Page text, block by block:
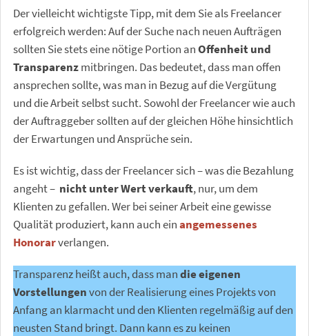
Der vielleicht wichtigste Tipp, mit dem Sie als Freelancer
erfolgreich werden: Auf der Suche nach neuen Aufträgen
sollten Sie stets eine nötige Portion anOffenheit und
Transparenzmitbringen. Das bedeutet, dass man offen
ansprechen sollte, was man in Bezug auf die Vergütung
und die Arbeit selbst sucht. Sowohl der Freelancer wie auch
der Auftraggeber sollten auf der gleichen Höhe hinsichtlich
der Erwartungen und Ansprüche sein.
Es ist wichtig, dass der Freelancer sich – was die Bezahlung
angeht – nicht unter Wert verkauft, nur, um dem
Klienten zu gefallen. Wer bei seiner Arbeit eine gewisse
Qualität produziert, kann auch einangemessenes
Honorarverlangen.
Transparenz heißt auch, dass mandie eigenen
Vorstellungenvon der Realisierung eines Projekts von
Anfang an klarmacht und den Klienten regelmäßig auf den
neusten Stand bringt. Dann kann es zu keinen